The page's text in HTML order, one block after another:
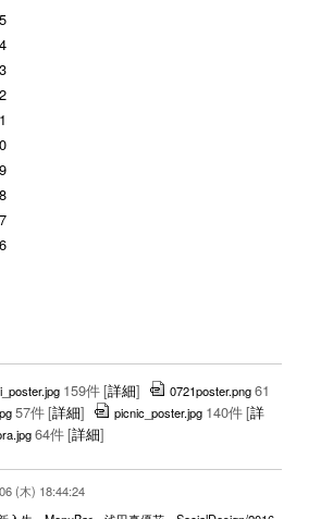
159件[詳細] 0721poster.png61
57件[詳細] picnic_poster.jpg 140件[詳
64件[詳細]
(木) 18:44:24